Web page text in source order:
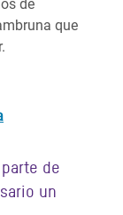
de
que
de
un